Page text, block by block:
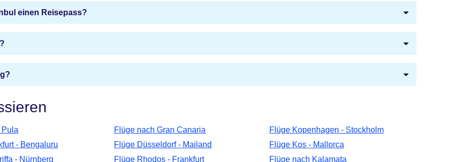
einen Reisepass?
Pula Flüge nach Gran Canaria
Flüge Kopenhagen - Stockholm
- Bengaluru Flüge Düsseldorf - Mailand
Flüge Kos - Mallorca
- Nürnberg Flüge Rhodos - Frankfurt Flüge nach Kalamata